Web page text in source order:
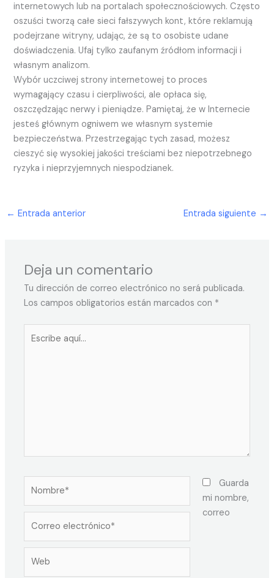
internetowych lub na portalach społecznościowych. Często
oszuści tworzą całe sieci fałszywych kont, które reklamują
podejrzane witryny, udając, że są to osobiste udane
doświadczenia. Ufaj tylko zaufanym źródłom informacji i
własnym analizom.
Wybór uczciwej strony internetowej to proces
wymagający czasu i cierpliwości, ale opłaca się,
oszczędzając nerwy i pieniądze. Pamiętaj, że w Internecie
jesteś głównym ogniwem we własnym systemie
bezpieczeństwa. Przestrzegając tych zasad, możesz
cieszyć się wysokiej jakości treściami bez niepotrzebnego
ryzyka i nieprzyjemnych niespodzianek.
← Entrada anterior Entrada siguiente →
Deja un comentario
Tu dirección de correo electrónico no será publicada.
Los campos obligatorios están marcados con *
electrónico*
Guarda
mi nombre,
correo